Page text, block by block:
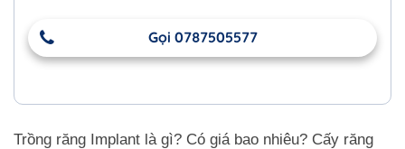
Gọi 0787505577
Trồng răng Implant là gì? Có giá bao nhiêu? Cấy răng